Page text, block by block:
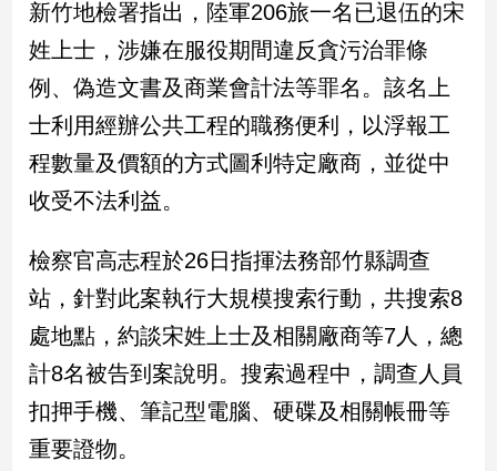
治
政
治
焦
品
觀
民
調
國
會
點
觀
新竹地檢署指出，陸軍206旅一名已退伍的宋
姓上士，涉嫌在服役期間違反貪污治罪條
例、偽造文書及商業會計法等罪名。該名上
士利用經辦公共工程的職務便利，以浮報工
程數量及價額的方式圖利特定廠商，並從中
收受不法利益。
檢察官高志程於26日指揮法務部竹縣調查
站，針對此案執行大規模搜索行動，共搜索8
處地點，約談宋姓上士及相關廠商等7人，總
計8名被告到案說明。搜索過程中，調查人員
扣押手機、筆記型電腦、硬碟及相關帳冊等
重要證物。